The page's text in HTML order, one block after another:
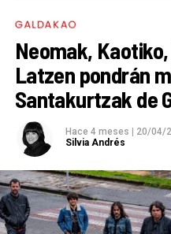
GALDAKAO
Neomak,
Latzen pondrán
Santakurtzak de
Hace 4 meses
20/04/
Silvia Andrés